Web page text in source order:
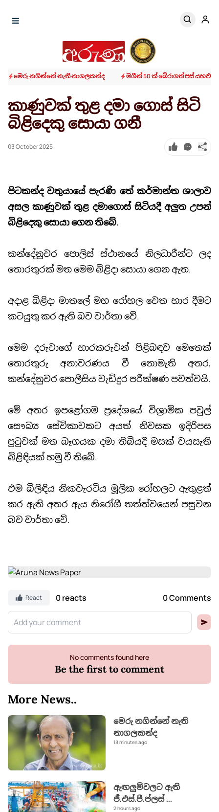
මෙරු නගින්නේ නැති නාගලකන්ද මගීන් 50 ක් බේරාගත් පස් යහළු
කාණුවක් තුළ දමා ගොස් සිටි
බිළිදෙකු සොයා ගනී
03 October 2025
පිටකන්ද වතුයායේ පැරණි තේ කර්මාන්ත ශාලාව
අසල කාණුවක් තුළ දමාගොස් සිටියදී අලුත උපන්
බිළිදෙකු සොයා ගෙන තිබේ.
කන්දේනුවර පොලිස් ස්ථානයේ නිලධාරීන්ට ලද
තොරතුරක් මත මෙම බිළිදා සොයා ගෙන ඇත.
අදාළ බිළිදා මාතලේ මහ රෝහල වෙත භාර දීමට
කටයුතු කර ඇති බව වාර්තා වේ.
මෙම දරුවාගේ භාරකරුවන් පිළිබඳව මෙතෙක්
තොරතුරු අනාවරණය වී නොමැති අතර,
කන්දේනුවර පොලීසිය වැඩිදුර පරීක්ෂණ පවත්වයි.
මේ අතර ඉපළෝගම ප්‍රදේශයේ විශ්‍රාමික පවුල්
සෞඛ්‍ය සේවිකාවකට අයත් නිවසක ඉදිරිපස
පුටුවක් මත බෑගයක දමා තිබියදී මසක් වයසැති
බිළිඳියක් හමු වී තිබේ.
එම බිලිඳිය නිකවැරටිය මූලික රෝහලට ඇතුළත්
කර ඇති අතර ඇය නිරෝගී තත්ත්වයෙන් පසුවන
බව වාර්තා වේ.
React 0 reacts 0 Comments
No comments found here
Be the first to comment
More News..
මෙරු නගින්නේ නැති
නාගලකන්ද
18 minutes ago
ඇඟලුම්වලට ඇති
ජී.එස්.පී.ප්ලස්...
2 hours ago